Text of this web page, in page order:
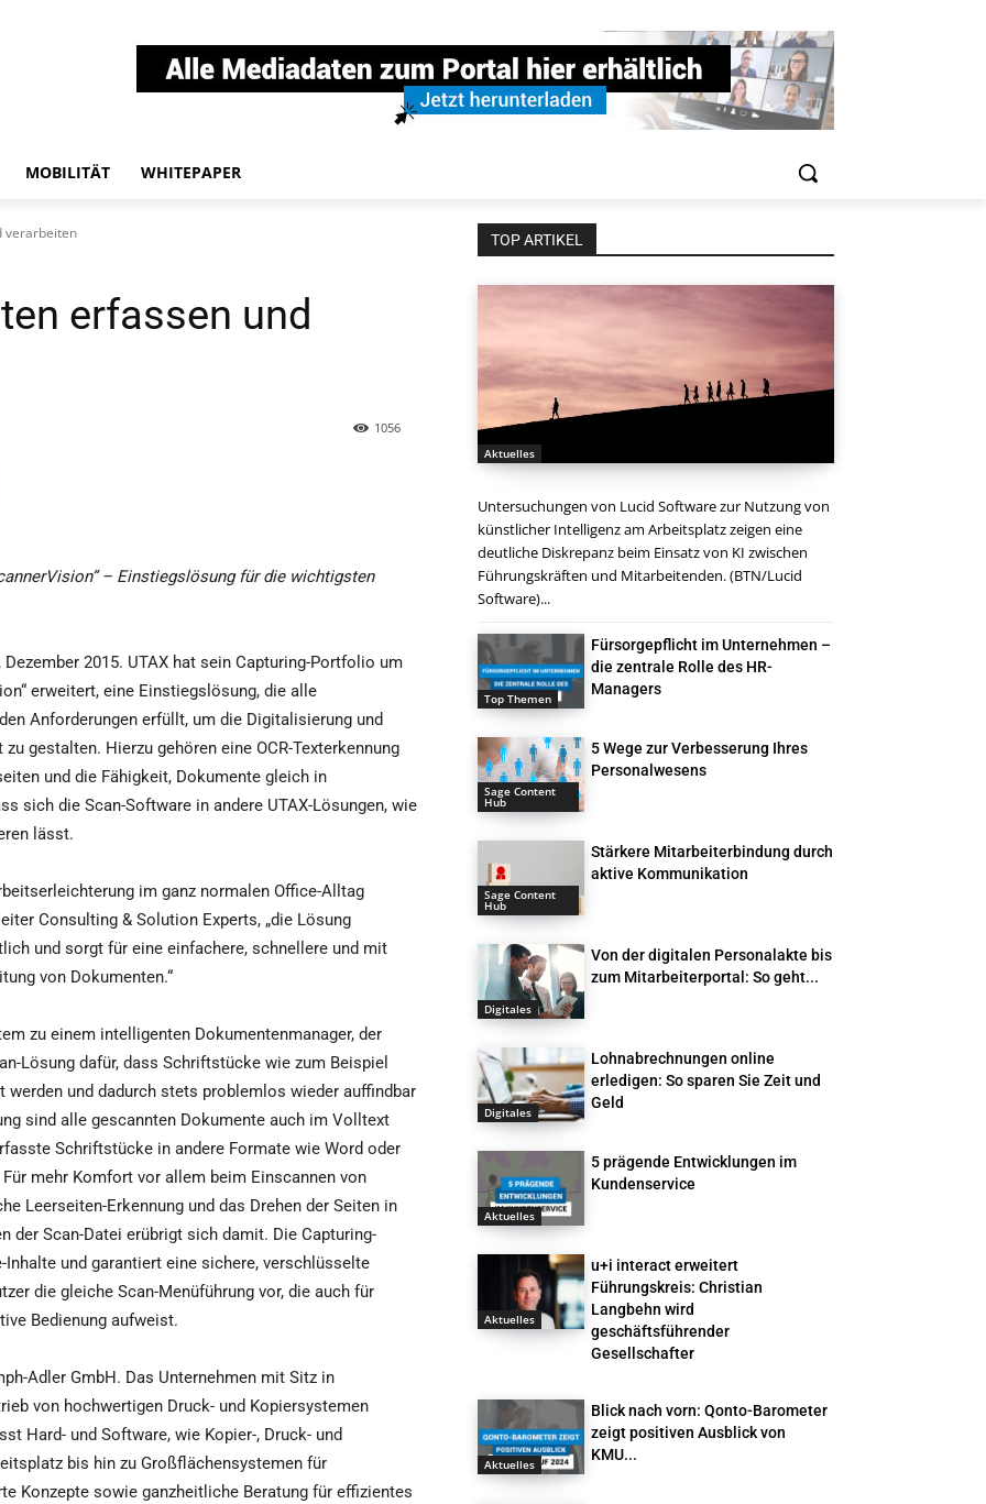
MOBILITÄT WHITEPAPER
verarbeiten
erfassen und
1056
– Einstiegslösung für die wichtigsten
2015. UTAX hat sein Capturing-Portfolio um
erweitert, eine Einstiegslösung, die alle
Anforderungen erfüllt, um die Digitalisierung und
gestalten. Hierzu gehören eine OCR-Texterkennung
und die Fähigkeit, Dokumente gleich in
sich die Scan-Software in andere UTAX-Lösungen, wie
lässt.
im ganz normalen Office-Alltag
Consulting & Solution Experts, „die Lösung
und sorgt für eine einfachere, schnellere und mit
von Dokumenten.“
zu einem intelligenten Dokumentenmanager, der
Lösung dafür, dass Schriftstücke wie zum Beispiel
werden und dadurch stets problemlos wieder auffindbar
sind alle gescannten Dokumente auch im Volltext
Schriftstücke in andere Formate wie Word oder
mehr Komfort vor allem beim Einscannen von
Leerseiten-Erkennung und das Drehen der Seiten in
der Scan-Datei erübrigt sich damit. Die Capturing-
und garantiert eine sichere, verschlüsselte
die gleiche Scan-Menüführung vor, die auch für
Bedienung aufweist.
Adler GmbH. Das Unternehmen mit Sitz in
von hochwertigen Druck- und Kopiersystemen
Hard- und Software, wie Kopier-, Druck- und
bis hin zu Großflächensystemen für
Konzepte sowie ganzheitliche Beratung für effizientes
TOP ARTIKEL
Aktuelles
Untersuchungen von Lucid Software zur Nutzung von
künstlicher Intelligenz am Arbeitsplatz zeigen eine
deutliche Diskrepanz beim Einsatz von KI zwischen
Führungskräften und Mitarbeitenden. (BTN/Lucid
Software)...
Top Themen
Fürsorgepflicht im Unternehmen –
die zentrale Rolle des HR-
Managers
Sage Content
Hub
5 Wege zur Verbesserung Ihres
Personalwesens
Sage Content
Hub
Stärkere Mitarbeiterbindung durch
aktive Kommunikation
Digitales
Von der digitalen Personalakte bis
zum Mitarbeiterportal: So geht...
Digitales
Lohnabrechnungen online
erledigen: So sparen Sie Zeit und
Geld
Aktuelles
5 prägende Entwicklungen im
Kundenservice
Aktuelles
u+i interact erweitert
Führungskreis: Christian
Langbehn wird
geschäftsführender
Gesellschafter
Aktuelles
Blick nach vorn: Qonto-Barometer
zeigt positiven Ausblick von
KMU...